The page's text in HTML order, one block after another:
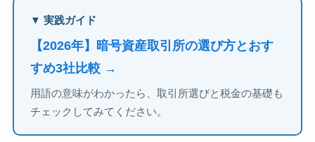
▼ 実践ガイド
【2026年】暗号資産取引所の選び方とおす
すめ3社比較 →
用語の意味がわかったら、取引所選びと税金の基礎も
チェックしてみてください。